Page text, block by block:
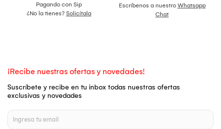
Pagando con Sip
¿No la tienes? Solicítala
Escríbenos a nuestro Whatsapp
Chat
¡Recibe nuestras ofertas y novedades!
Suscríbete y recibe en tu inbox todas nuestras ofertas
exclusivas y novedades